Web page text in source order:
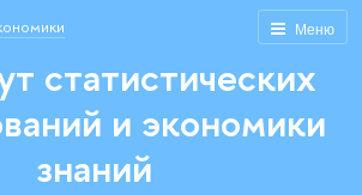
Меню
статистических
и экономики
знаний